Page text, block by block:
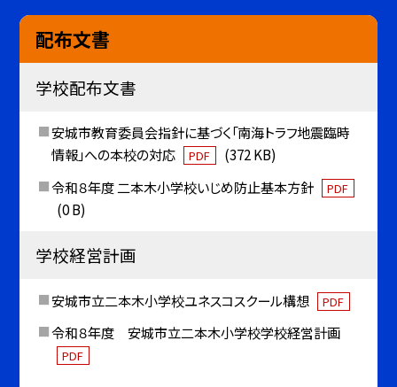
配布文書
学校配布文書
安城市教育委員会指針に基づく「南海トラフ地震臨時
情報」への本校の対応
PDF
(372 KB)
令和８年度 二本木小学校いじめ防止基本方針
PDF
(0 B)
学校経営計画
安城市立二本木小学校ユネスコスクール構想 PDF
令和８年度 安城市立二本木小学校学校経営計画
PDF